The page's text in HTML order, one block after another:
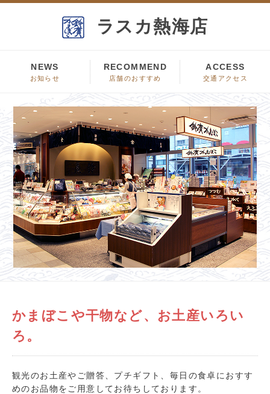
ラスカ熱海店
NEWS
お知らせ
RECOMMEND
店舗のおすすめ
ACCESS
交通 アクセス
かまぼこや干物など、お土産いろい
ろ。
観光のお土産やご贈答、プチギフト、毎日の食卓におすす
めのお品物をご用意してお待ちしております。